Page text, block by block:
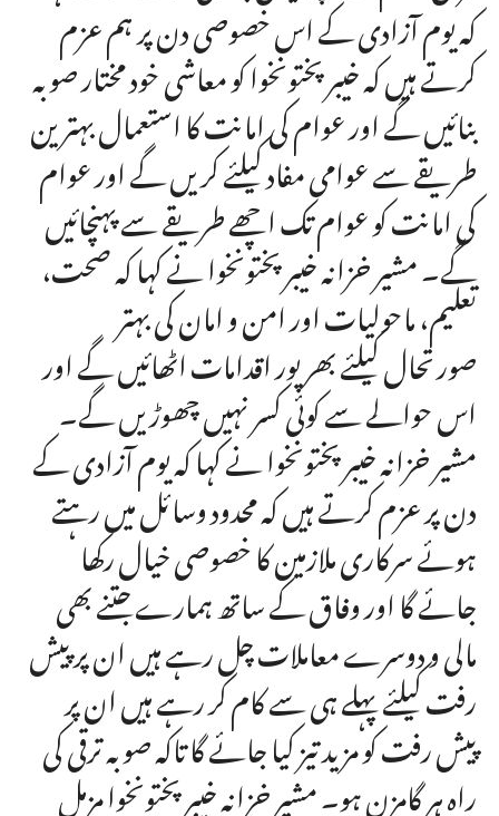
کہ یوم آزادی کے اس خصوصی دن پر ہم عزم
کرتے ہیں کہ خیبرپختونخوا کو معاشی خود مختار صوبہ
بنائیں گے اور عوام کی امانت کا استعمال بہترین
طریقے سے عوامی مفاد کیلئے کریں گے اور عوام
کی امانت کو عوام تک اچھے طریقے سے پہنچائیں
گے۔ مشیر خزانہ خیبرپختونخوا نے کہا کہ صحت،
تعلیم، ماحولیات اور امن و امان کی بہتر
صورتحال کیلئے بھرپور اقدامات اٹھائیں گے اور
اس حوالے سے کوئی کسر نہیں چھوڑیں گے۔
مشیر خزانہ خیبرپختونخوا نے کہا کہ یوم آزادی کے
دن پر عزم کرتے ہیں کہ محدود وسائل میں رہتے
ہوئے سرکاری ملازمین کا خصوصی خیال رکھا
جائے گا اور وفاق کے ساتھ ہمارے جتنے بھی
مالی و دوسرے معاملات چل رہے ہیں ان پر پیش
رفت کیلئے پہلے ہی سے کام کر رہے ہیں ان پر
پیش رفت کو مزید تیز کیا جائے گا تاکہ صوبہ ترقی کی
راہ ہر گامزن ہو۔ مشیر خزانہ خیبرپختونخوا مزمل